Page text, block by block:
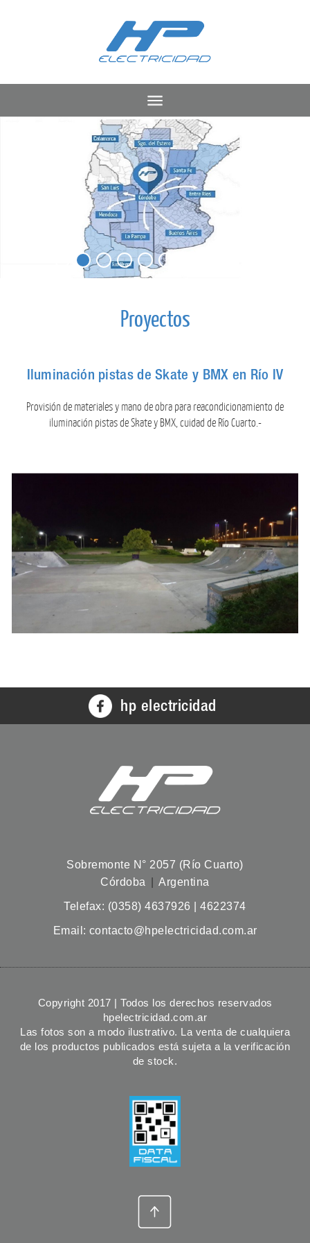
Proyectos
Iluminación pistas de Skate y BMX en Río IV
Provisión de materiales y mano de obra para reacondicionamiento de
iluminación pistas de Skate y BMX, cuidad de Río Cuarto.-
hp electricidad
Sobremonte N° 2057 (Río Cuarto)
Córdoba
Argentina
Telefax: (0358) 4637926 | 4622374
Email: contacto@hpelectricidad.com.ar
Copyright 2017 | Todos los derechos reservados
hpelectricidad.com.ar
Las fotos son a modo ilustrativo. La venta de cualquiera
de los productos publicados está sujeta a la verificación
de stock.